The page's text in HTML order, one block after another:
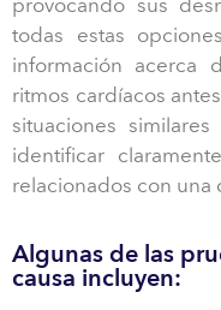
todas estas
información acerca
ritmos cardíacos
situaciones
identificar
relacionados con una
Algunas de las
causa incluyen: